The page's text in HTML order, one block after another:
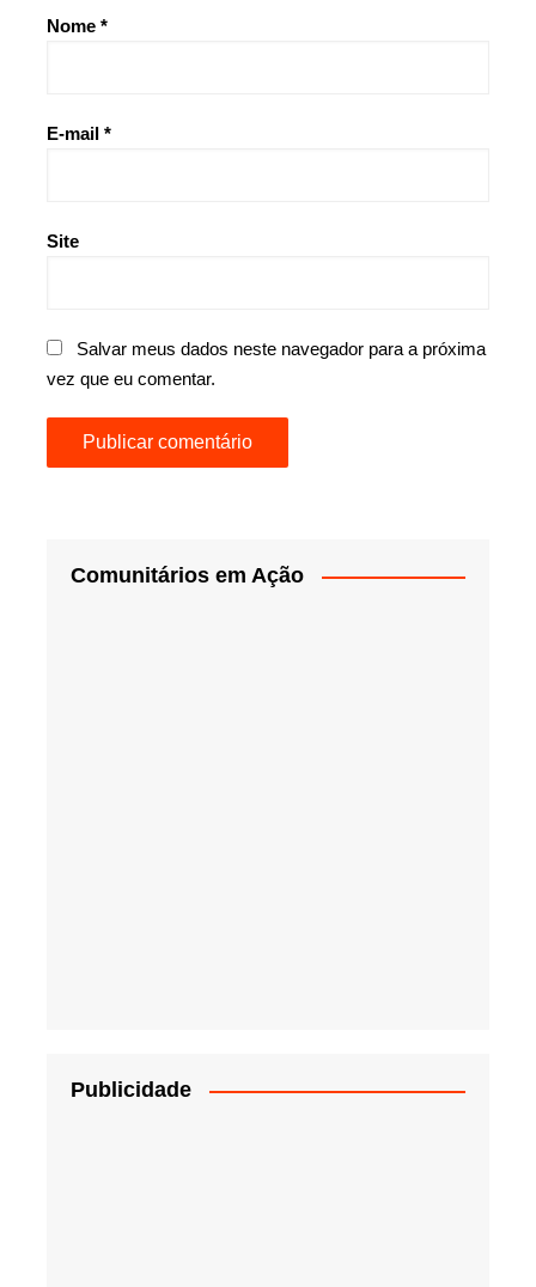
Nome *
E-mail *
Site
Salvar meus dados neste navegador para a próxima
vez que eu comentar.
Comunitários em Ação
Publicidade